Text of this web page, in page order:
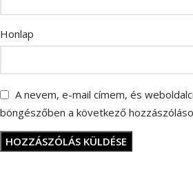
Honlap
A nevem, e-mail címem, és
böngészőben a következő